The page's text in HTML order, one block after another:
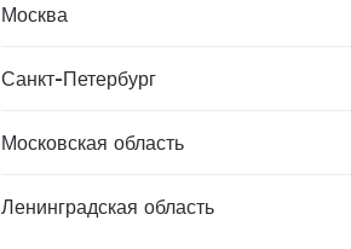
Москва
Санкт-Петербург
Московская область
Ленинградская область